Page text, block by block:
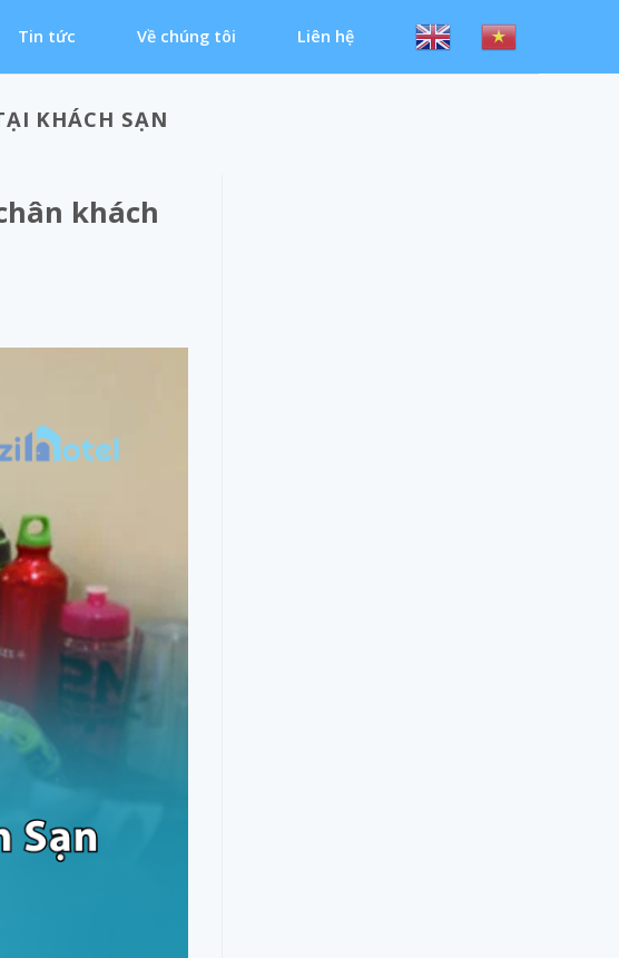
Tin tức Về chúng tôi Liên hệ
KHÁCH SẠN
khách